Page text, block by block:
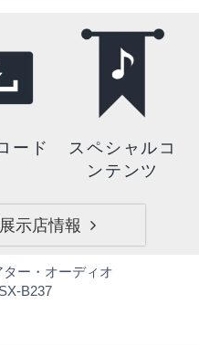
ード
スペシャルコ
ンテンツ
示店情報
ー・オーディオ
B237